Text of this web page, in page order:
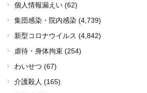
個人情報漏えい (62)
集団感染・院内感染 (4,739)
新型コロナウイルス (4,842)
虐待・身体拘束 (254)
わいせつ (67)
介護殺人 (165)